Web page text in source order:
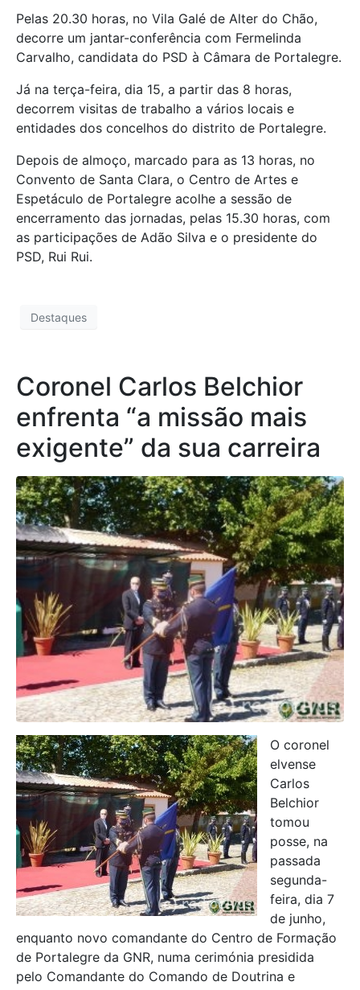
Pelas 20.30 horas, no Vila Galé de Alter do Chão,
decorre um jantar-conferência com Fermelinda
Carvalho, candidata do PSD à Câmara de Portalegre.
Já na terça-feira, dia 15, a partir das 8 horas,
decorrem visitas de trabalho a vários locais e
entidades dos concelhos do distrito de Portalegre.
Depois de almoço, marcado para as 13 horas, no
Convento de Santa Clara, o Centro de Artes e
Espetáculo de Portalegre acolhe a sessão de
encerramento das jornadas, pelas 15.30 horas, com
as participações de Adão Silva e o presidente do
PSD, Rui Rui.
Destaques
Coronel Carlos Belchior
enfrenta “a missão mais
exigente” da sua carreira
O coronel
elvense
Carlos
Belchior
tomou
posse, na
passada
segunda-
feira, dia 7
de junho,
enquanto novo comandante do Centro de Formação
de Portalegre da GNR, numa cerimónia presidida
pelo Comandante do Comando de Doutrina e